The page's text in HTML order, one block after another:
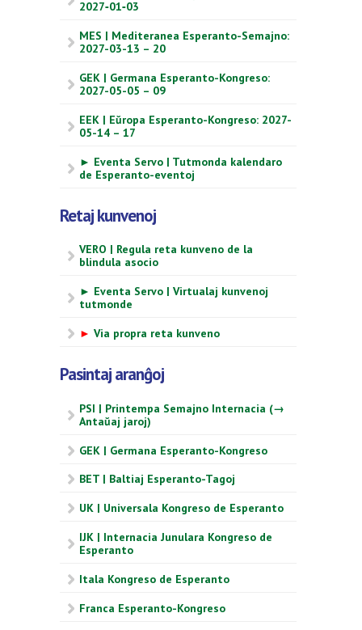
2027‑01‑03
MES | Mediteranea Esperanto-Semajno:
2027-03-13 – 20
GEK | Germana Esperanto-Kongreso:
2027-05-05 – 09
EEK | Eŭropa Esperanto-Kongreso: 2027-
05-14 – 17
► Eventa Servo | Tutmonda kalendaro
de Esperanto-eventoj
Retaj kunvenoj
VERO | Regula reta kunveno de la
blindula asocio
► Eventa Servo | Virtualaj kunvenoj
tutmonde
► Via propra reta kunveno
Pasintaj aranĝoj
PSI | Printempa Semajno Internacia (→
Antaŭaj jaroj)
GEK | Germana Esperanto-Kongreso
BET | Baltiaj Esperanto-Tagoj
UK | Universala Kongreso de Esperanto
IJK | Internacia Junulara Kongreso de
Esperanto
Itala Kongreso de Esperanto
Franca Esperanto-Kongreso